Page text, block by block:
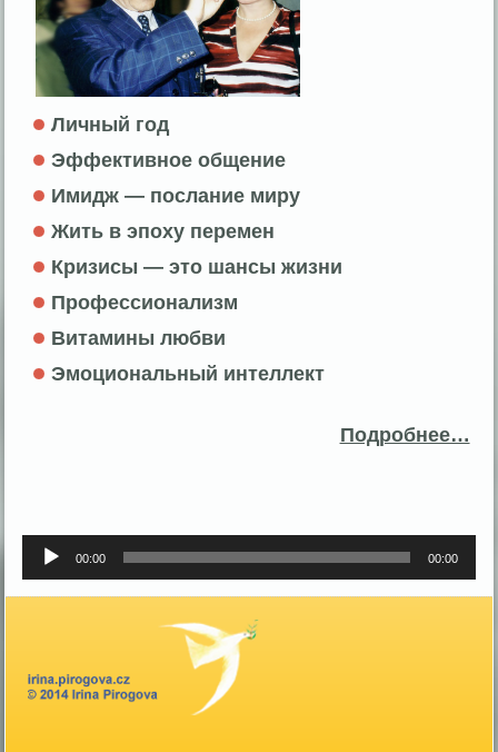
Личный год
Эффективное общение
Имидж — послание миру
Жить в эпоху перемен
Кризисы — это шансы жизни
Профессионализм
Витамины любви
Эмоциональный интеллект
Подробнее…
00:00 00:00